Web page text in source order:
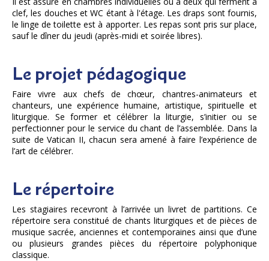
clef, les douches et WC étant à l'étage. Les draps sont fournis,
le linge de toilette est à apporter. Les repas sont pris sur place,
sauf le dîner du jeudi (après-midi et soirée libres).
Le projet pédagogique
Faire vivre aux chefs de chœur, chantres-animateurs et
chanteurs, une expérience humaine, artistique, spirituelle et
liturgique. Se former et célébrer la liturgie, s’initier ou se
perfectionner pour le service du chant de l’assemblée. Dans la
suite de Vatican II, chacun sera amené à faire l’expérience de
l’art de célébrer.
Le répertoire
Les stagiaires recevront à l’arrivée un livret de partitions. Ce
répertoire sera constitué de chants liturgiques et de pièces de
musique sacrée, anciennes et contemporaines ainsi que d’une
ou plusieurs grandes pièces du répertoire polyphonique
classique.